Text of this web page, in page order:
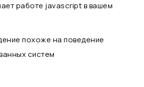
работе javascript в вашем
похоже на поведение
систем